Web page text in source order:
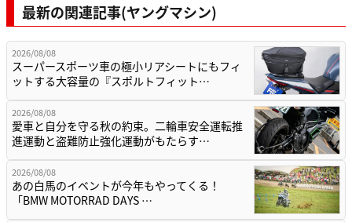
最新の関連記事(ヤングマシン)
2026/08/08
スーパースポーツ車の極小リアシートにもフィ
ットする大容量の『スポルトフィット…
2026/08/08
愛車と自分を守る秋の約束。二輪車安全運転推
進運動と盗難防止強化運動がもたらす…
2026/08/08
あの白馬のイベントが今年もやってくる！
「BMW MOTORRAD DAYS …